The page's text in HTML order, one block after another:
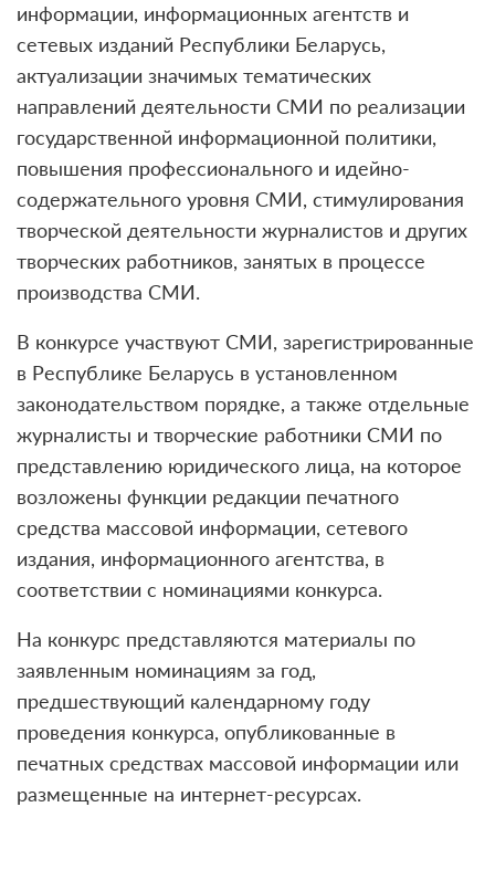
информации, информационных агентств и
сетевых изданий Республики Беларусь,
актуализации значимых тематических
направлений деятельности СМИ по реализации
государственной информационной политики,
повышения профессионального и идейно-
содержательного уровня СМИ, стимулирования
творческой деятельности журналистов и других
творческих работников, занятых в процессе
производства СМИ.
В конкурсе участвуют СМИ, зарегистрированные
в Республике Беларусь в установленном
законодательством порядке, а также отдельные
журналисты и творческие работники СМИ по
представлению юридического лица, на которое
возложены функции редакции печатного
средства массовой информации, сетевого
издания, информационного агентства, в
соответствии с номинациями конкурса.
На конкурс представляются материалы по
заявленным номинациям за год,
предшествующий календарному году
проведения конкурса, опубликованные в
печатных средствах массовой информации или
размещенные на интернет-ресурсах.